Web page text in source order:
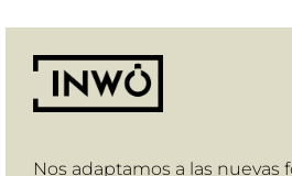
Nos adaptamos a las nuevas